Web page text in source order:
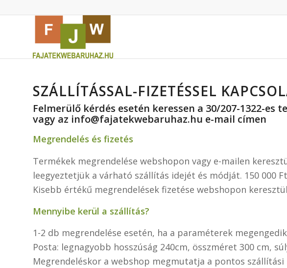
SZÁLLÍTÁSSAL-FIZETÉSSEL
Felmerülő kérdés esetén keressen a 30/207-1322-es
vagy az info@fajatekwebaruhaz.hu e-mail címen
Megrendelés és fizetés
Termékek megrendelése webshopon vagy e-mailen
leegyeztetjük a várható szállítás idejét és módját. 150 000
Kisebb értékű megrendelések fizetése webshopon
Mennyibe kerül a szállítás?
1-2 db megrendelése esetén, ha a paraméterek
Posta: legnagyobb hosszúság 240cm, összméret 300 cm,
Megrendeléskor a webshop megmutatja a pontos